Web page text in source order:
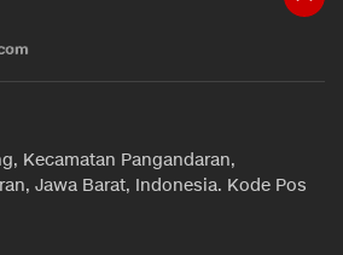
Kecamatan Pangandaran,
Jawa Barat, Indonesia. Kode Pos